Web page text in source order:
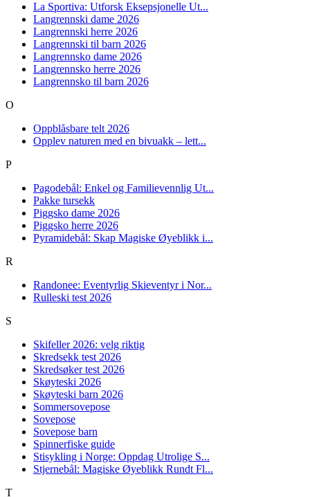
La Sportiva: Utforsk Eksepsjonelle Ut...
Langrennski dame 2026
Langrennski herre 2026
Langrennski til barn 2026
Langrennsko dame 2026
Langrennsko herre 2026
Langrennsko til barn 2026
O
Oppblåsbare telt 2026
Opplev naturen med en bivuakk – lett...
P
Pagodebål: Enkel og Familievennlig Ut...
Pakke tursekk
Piggsko dame 2026
Piggsko herre 2026
Pyramidebål: Skap Magiske Øyeblikk i...
R
Randonee: Eventyrlig Skieventyr i Nor...
Rulleski test 2026
S
Skifeller 2026: velg riktig
Skredsekk test 2026
Skredsøker test 2026
Skøyteski 2026
Skøyteski barn 2026
Sommersovepose
Sovepose
Sovepose barn
Spinnerfiske guide
Stisykling i Norge: Oppdag Utrolige S...
Stjernebål: Magiske Øyeblikk Rundt Fl...
T